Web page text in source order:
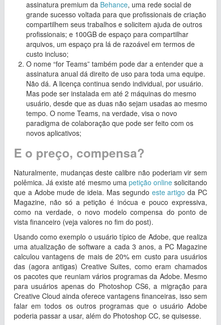
assinatura premium da Behance, uma rede social de
grande sucesso voltada para que profissionais de criação
compartilhem seus trabalhos e solicitem ajuda de outros
profissionais; e 100GB de espaço para compartilhar
arquivos, um espaço pra lá de razoável em termos de
custo incluso;
O nome “for Teams” também pode dar a entender que a
assinatura anual dá direito de uso para toda uma equipe.
Não dá. A licença continua sendo individual, por usuário.
Mas pode ser instalada em até 2 máquinas do mesmo
usuário, desde que as duas não sejam usadas ao mesmo
tempo. O nome Teams, na verdade, visa o novo
paradigma de colaboração que pode ser feito com os
novos aplicativos;
E o preço, compensa?
Naturalmente, mudanças deste calibre não poderiam vir sem
polêmica. Já existe até mesmo uma petição onlinesolicitando
que a Adobe mude de ideia. Mas segundo este artigo da PC
Magazine, não só a petição é inócua e pouco expressiva,
como na verdade, o novo modelo compensa do ponto de
vista financeiro (veja valores no fim do post).
Usando como exemplo o usuário típico de Adobe, que realiza
uma atualização de software a cada 3 anos, a PC Magazine
calculou vantagens de mais de 20% em custo para usuários
das (agora antigas) Creative Suites, como eram chamados
os pacotes que reuniam vários programas da Adobe. Mesmo
para usuários apenas do Photoshop CS6, a migração para
Creative Cloud ainda oferece vantagens financeiras, isso sem
falar em todos os outros programas que o usuário Adobe
poderia passar a usar, além do Photoshop CC, se quisesse.